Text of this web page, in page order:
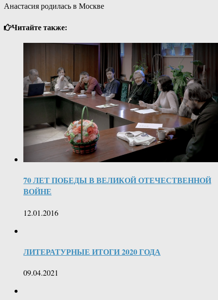
Анастасия родилась в Москве
Читайте также:
70 ЛЕТ ПОБЕДЫ В ВЕЛИКОЙ ОТЕЧЕСТВЕННОЙ
ВОЙНЕ
12.01.2016
ЛИТЕРАТУРНЫЕ ИТОГИ 2020 ГОДА
09.04.2021